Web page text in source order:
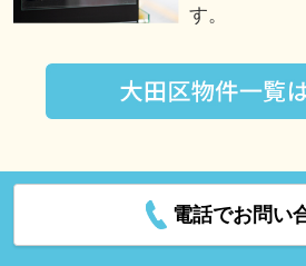
す。
電話でお問い